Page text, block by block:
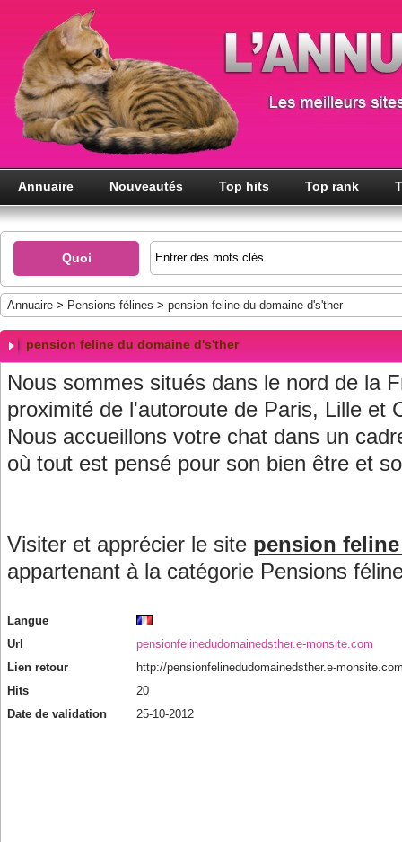
Annuaire Nouveautés Top hits Top rank
Quoi
Annuaire > Pensions félines > pension feline du domaine d's'ther
pension feline du domaine d's'ther
Nous sommes situés dans le nord de la
proximité de l'autoroute de Paris, Lille et
Nous accueillons votre chat dans un
où tout est pensé pour son bien être et
Visiter et apprécier le site pension
appartenant à la catégorie Pensions
Langue
Url
pensionfelinedudomainedsther.e-monsite.com
Lien retour
http://pensionfelinedudomainedsther.e-
Hits
20
Date de validation
25-10-2012